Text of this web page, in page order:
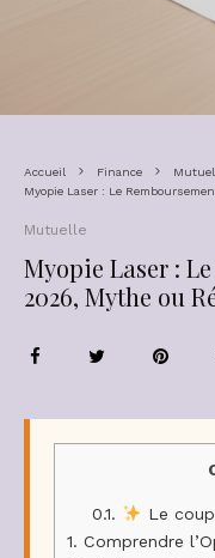
Accueil Finance
Myopie Laser : Le
Mutuelle
Myopie Laser :
2026, Mythe ou
0.1.
Le
1. Comprendre